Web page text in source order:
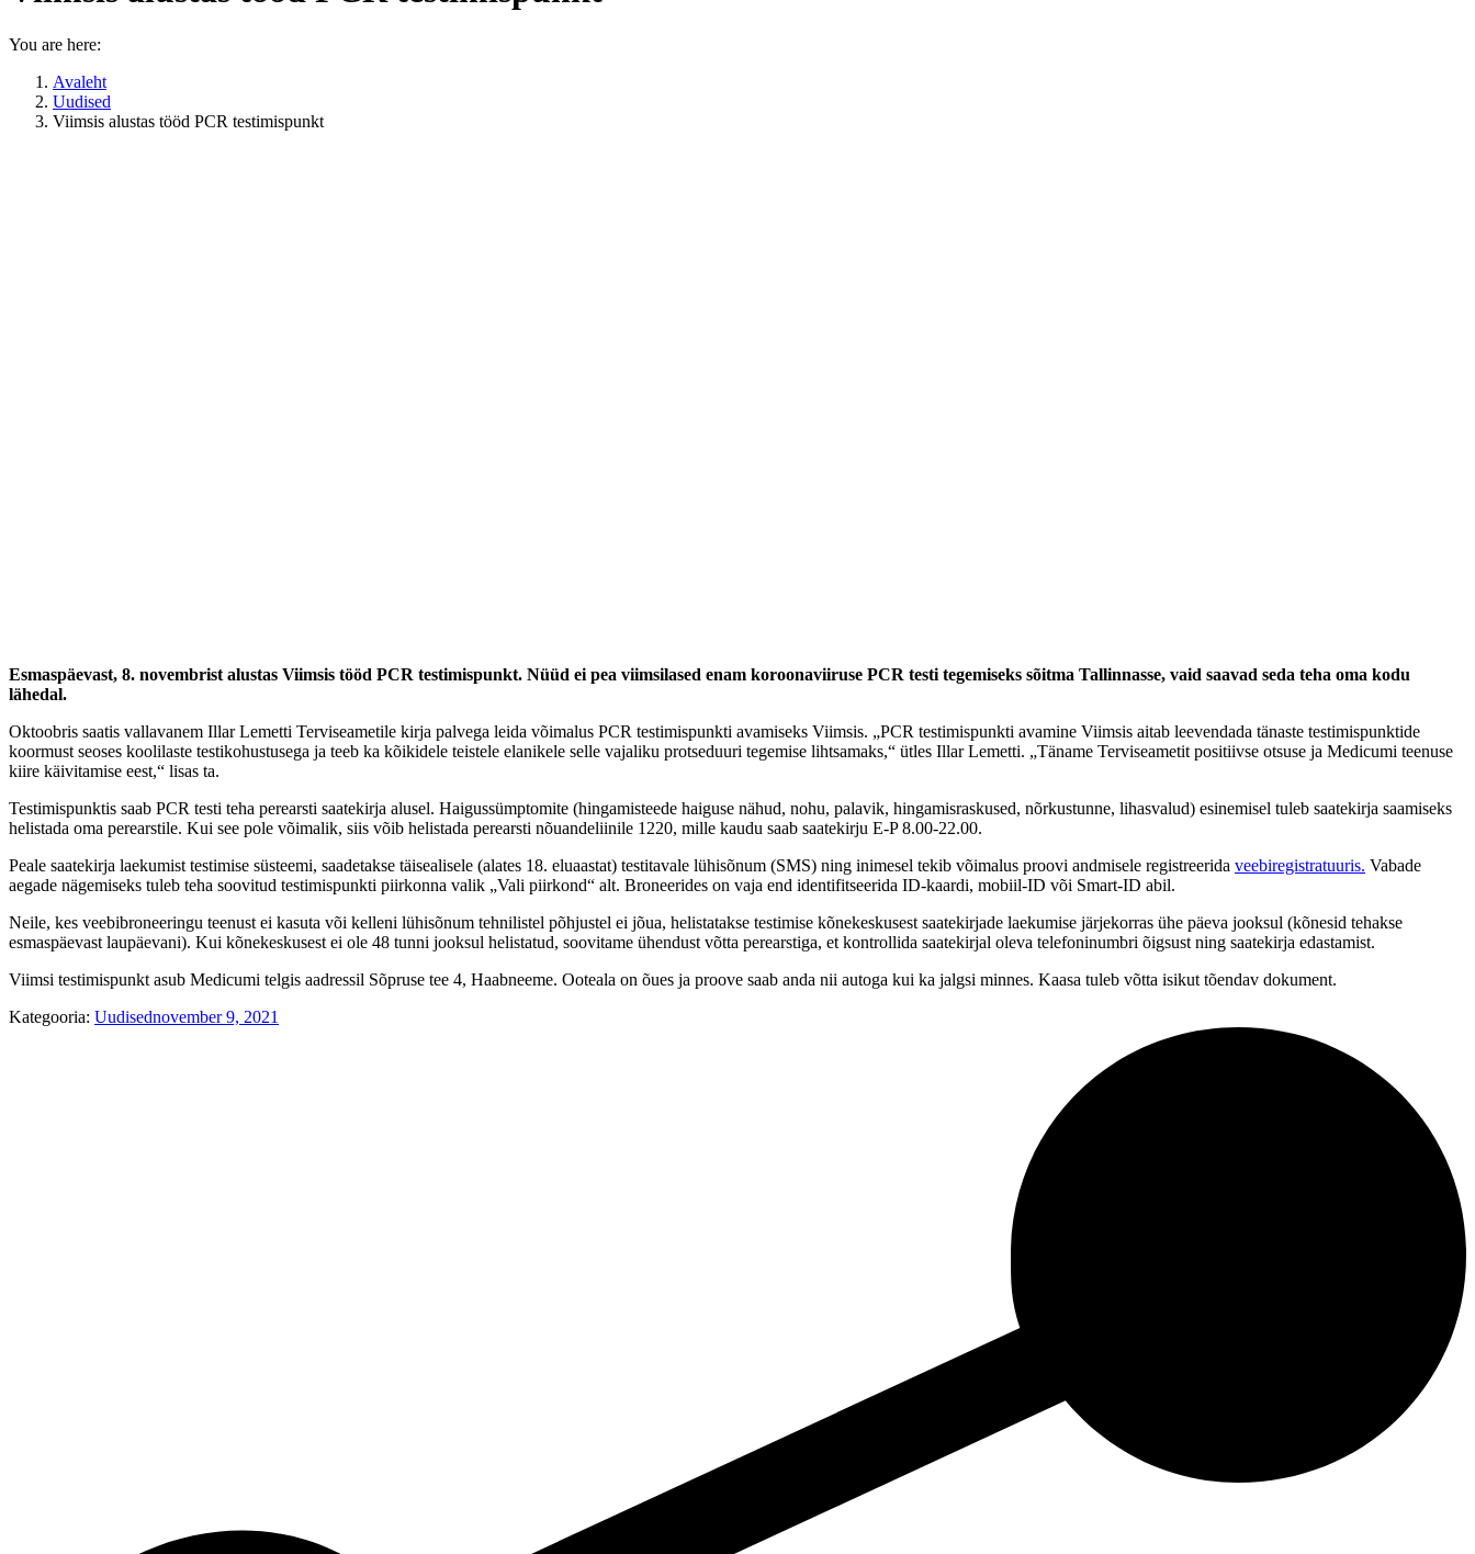
You are here:
Avaleht
Uudised
Viimsis alustas tööd PCR testimispunkt
Esmaspäevast, 8. novembrist alustas Viimsis tööd PCR testimispunkt. Nüüd ei pea viimsilased enam koroonaviiruse PCR testi tegemiseks sõitma Tallinnasse, vaid saavad seda teha oma kodu
lähedal.
Oktoobris saatis vallavanem Illar Lemetti Terviseametile kirja palvega leida võimalus PCR testimispunkti avamiseks Viimsis. „PCR testimispunkti avamine Viimsis aitab leevendada tänaste testimispunktide
koormust seoses koolilaste testikohustusega ja teeb ka kõikidele teistele elanikele selle vajaliku protseduuri tegemise lihtsamaks,“ ütles Illar Lemetti. „Täname Terviseametit positiivse otsuse ja Medicumi teenuse
kiire käivitamise eest,“ lisas ta.
Testimispunktis saab PCR testi teha perearsti saatekirja alusel. Haigussümptomite (hingamisteede haiguse nähud, nohu, palavik, hingamisraskused, nõrkustunne, lihasvalud) esinemisel tuleb saatekirja saamiseks
helistada oma perearstile. Kui see pole võimalik, siis võib helistada perearsti nõuandeliinile 1220, mille kaudu saab saatekirju E-P 8.00-22.00.
Peale saatekirja laekumist testimise süsteemi, saadetakse täisealisele (alates 18. eluaastat) testitavale lühisõnum (SMS) ning inimesel tekib võimalus proovi andmisele registreerida veebiregistratuuris. Vabade
aegade nägemiseks tuleb teha soovitud testimispunkti piirkonna valik „Vali piirkond“ alt. Broneerides on vaja end identifitseerida ID-kaardi, mobiil-ID või Smart-ID abil.
Neile, kes veebibroneeringu teenust ei kasuta või kelleni lühisõnum tehnilistel põhjustel ei jõua, helistatakse testimise kõnekeskusest saatekirjade laekumise järjekorras ühe päeva jooksul (kõnesid tehakse
esmaspäevast laupäevani). Kui kõnekeskusest ei ole 48 tunni jooksul helistatud, soovitame ühendust võtta perearstiga, et kontrollida saatekirjal oleva telefoninumbri õigsust ning saatekirja edastamist.
Viimsi testimispunkt asub Medicumi telgis aadressil Sõpruse tee 4, Haabneeme. Ooteala on õues ja proove saab anda nii autoga kui ka jalgsi minnes. Kaasa tuleb võtta isikut tõendav dokument.
Kategooria: Uudisednovember 9, 2021